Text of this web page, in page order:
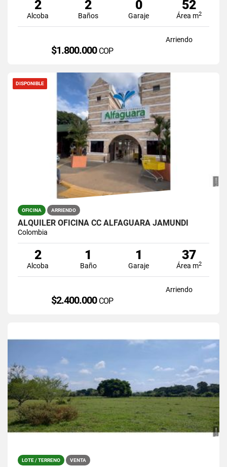
2
Alcoba
2
Baños
0
Garaje
52
Área m2
Arriendo
$1.800.000 COP
DISPONIBLE
OFICINA ARRIENDO
ALQUILER OFICINA CC ALFAGUARA JAMUNDI
Colombia
2
Alcoba
1
Baño
1
Garaje
37
Área m2
Arriendo
$2.400.000 COP
LOTE / TERRENO VENTA